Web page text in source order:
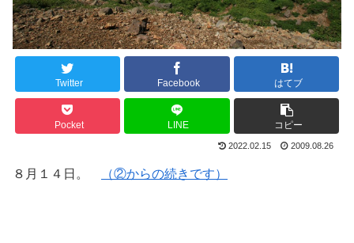
Twitter Facebook はてブ
Pocket LINE コピー
2022.02.15 2009.08.26
８月１４日。 （②からの続きです）